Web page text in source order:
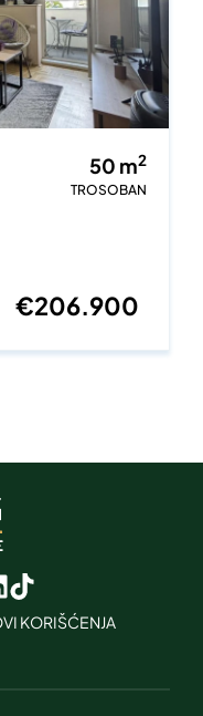
50 m2
TROSOBAN
€206.900
KORIŠĆENJA